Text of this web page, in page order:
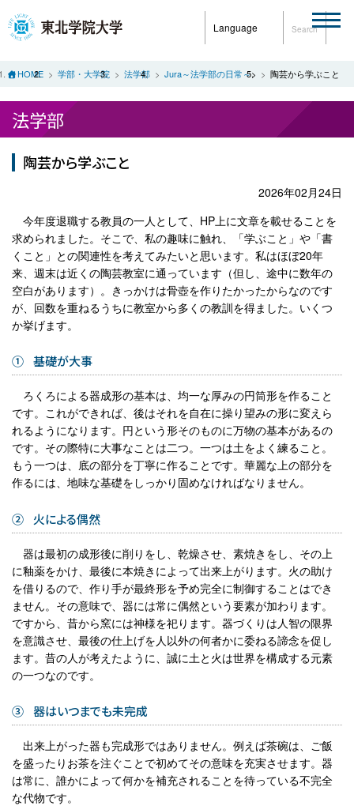
Language Search
HOME 学部・大学院 法学部 Jura～法学部の日常～> 陶芸から学ぶこと
法学部
陶芸から学ぶこと
2026年02月24日
今年度退職する教員の一人として、HP上に文章を載せることを
求められました。そこで、私の趣味に触れ、「学ぶこと」や「書
くこと」との関連性を考えてみたいと思います。私はほぼ20年
来、週末は近くの陶芸教室に通っています（但し、途中に数年の
空白があります）。きっかけは骨壺を作りたかったからなのです
が、回数を重ねるうちに教室から多くの教訓を得ました。いくつ
か挙げます。
① 基礎が大事
ろくろによる器成形の基本は、均一な厚みの円筒形を作ること
です。これができれば、後はそれを自在に操り望みの形に変えら
れるようになります。円という形そのものに万物の基本があるの
です。その際特に大事なことは二つ。一つは土をよく練ること。
もう一つは、底の部分を丁寧に作ることです。華麗な上の部分を
作るには、地味な基礎をしっかり固めなければなりません。
② 火による偶然
器は最初の成形後に削りをし、乾燥させ、素焼きをし、その上
に釉薬をかけ、最後に本焼きによって出来上がります。火の助け
を借りるので、作り手が最終形を予め完全に制御することはでき
ません。その意味で、器には常に偶然という要素が加わります。
ですから、昔から窯には神様を祀ります。器づくりは人智の限界
を意識させ、最後の仕上げを人以外の何者かに委ねる諦念を促し
ます。昔の人が考えたように、誠に土と火は世界を構成する元素
の一つなのです。
③ 器はいつまでも未完成
出来上がった器も完成形ではありません。例えば茶碗は、ご飯
を盛ったりお茶を注ぐことで初めてその意味を充実させます。器
は常に、誰かによって何かを補充されることを待っている不完全
な代物です。